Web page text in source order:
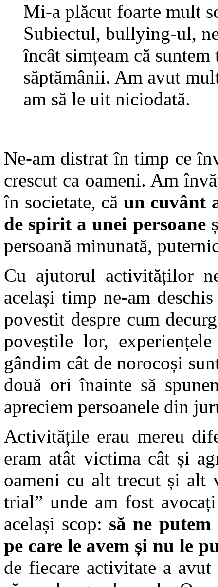
Mi-a plăcut foarte mult
Subiectul, bullying-ul,
încât simțeam că
săptămânii. Am avut
am să le uit niciodată.
Ne-am distrat în timp ce
crescut ca oameni. Am
în societate, că un cuvânt
de spirit a unei persoane
persoană minunată,
Cu ajutorul activităților
același timp ne-am
povestit despre cum
poveștile lor,
gândim cât de norocoși
două ori înainte să
apreciem persoanele din
Activitățile erau mereu
eram atât victima cât și
oameni cu alt trecut și alt
trial” unde am fost
același scop: să ne
pe care le avem și nu le
de fiecare activitate a